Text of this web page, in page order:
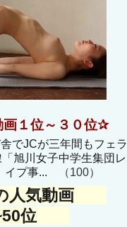
１位～３０位✰
でJCが三年間もフェラ
旭川女子中学生集団レ
イプ事... （100）
気動画
位